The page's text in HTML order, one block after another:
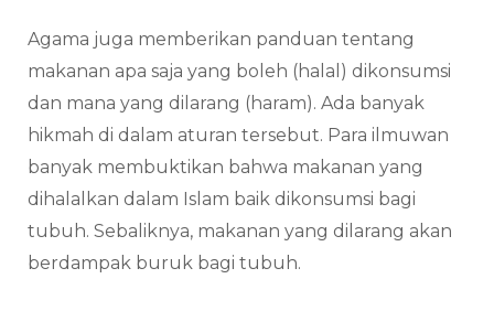
Agama juga memberikan panduan tentang
makanan apa saja yang boleh (halal) dikonsumsi
dan mana yang dilarang (haram). Ada banyak
hikmah di dalam aturan tersebut. Para ilmuwan
banyak membuktikan bahwa makanan yang
dihalalkan dalam Islam baik dikonsumsi bagi
tubuh. Sebaliknya, makanan yang dilarang akan
berdampak buruk bagi tubuh.